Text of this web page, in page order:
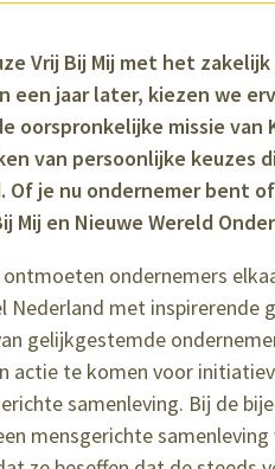
Vrij Bij Mij met het
een jaar later, kiezen we
missie van
van persoonlijke keuzes
je nu ondernemer bent
Mij en Nieuwe Wereld
ondernemers
met inspirerende
gelijkgestemde
actie te komen voor
samenleving. Bij de
mensgerichte